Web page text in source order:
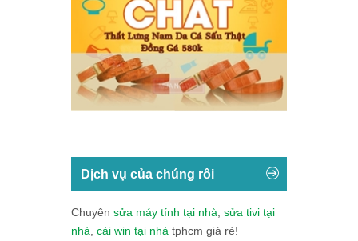
Dịch vụ của chúng rôi
Chuyên sửa máy tính tại nhà sửa tivi tại
nhà cài win tại nhà tphcm giá rẻ!